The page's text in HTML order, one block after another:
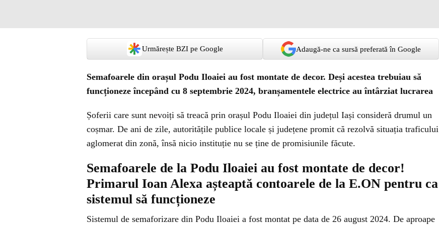
Urmărește BZI pe Google Adaugă-ne ca sursă preferată în Google
Semafoarele din orașul Podu Iloaiei au fost montate de decor. Deși acestea trebuiau să
funcționeze începând cu 8 septembrie 2024, branșamentele electrice au întârziat lucrarea
Șoferii care sunt nevoiți să treacă prin orașul Podu Iloaiei din județul Iași consideră drumul un
coșmar. De ani de zile, autoritățile publice locale și județene promit că rezolvă situația traficului
aglomerat din zonă, însă nicio instituție nu se ține de promisiunile făcute.
Semafoarele de la Podu Iloaiei au fost montate de decor!
Primarul Ioan Alexa așteaptă contoarele de la E.ON pentru ca
sistemul să funcționeze
Sistemul de semaforizare din Podu Iloaiei a fost montat pe data de 26 august 2024. De aproape